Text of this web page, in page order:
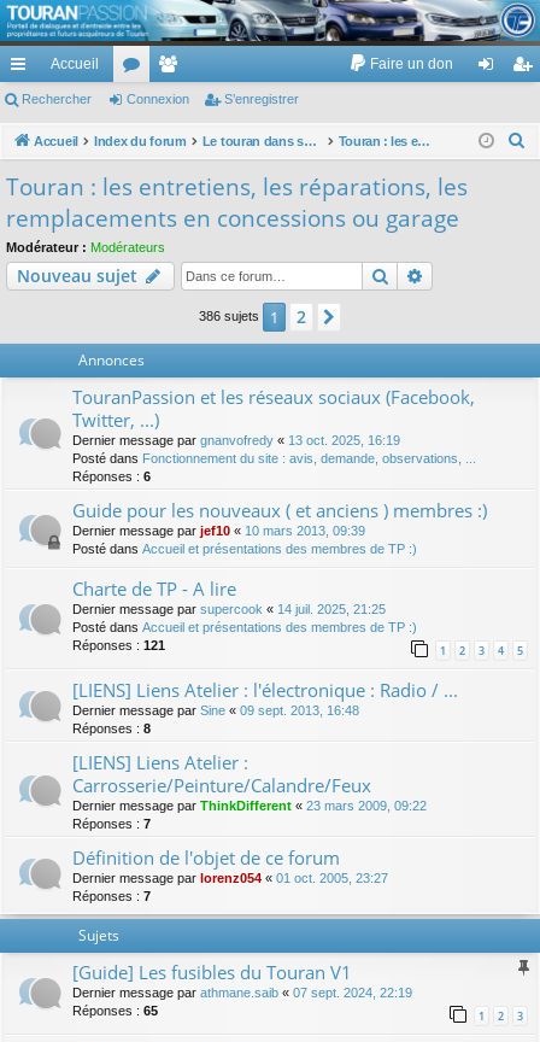
TouranPassion
Le forum des propriétaires ou futurs acquéreurs du Volkswagen Touran
cc
ès
de
Accueil
or
u
e
m
es
Faire un don
ne nr
Rechercher Connexion S’enregistrer
Accueil Index du forum Le touran dans ses versions I (V1 V2 V3) et II ... Touran : les entretiens, les réparations, les remplacements en concessions ou garage
r
Touran : les entretiens, les réparations, les
remplacements en concessions ou garage
Modérateur : Modérateurs
Nouveau sujet Rechercher
386 sujets 1 2
Annonces
TouranPassion et les réseaux sociaux (Facebook,
Twitter, ...)
Dernier message par gnanvofredy « 13 oct. 2025, 16:19
Posté dans Fonctionnement du site : avis, demande, observations, ...
Réponses : 6
Guide pour les nouveaux ( et anciens ) membres :)
Dernier message par jef10 « 10 mars 2013, 09:39
Posté dans Accueil et présentations des membres de TP :)
Charte de TP - A lire
Dernier message par supercook « 14 juil. 2025, 21:25
Posté dans Accueil et présentations des membres de TP :)
Réponses : 121 1 2 3 4 5
[LIENS] Liens Atelier : l'électronique : Radio / ...
Dernier message par Sine « 09 sept. 2013, 16:48
Réponses : 8
[LIENS] Liens Atelier :
Carrosserie/Peinture/Calandre/Feux
Dernier message par ThinkDifferent « 23 mars 2009, 09:22
Réponses : 7
Définition de l'objet de ce forum
Dernier message par lorenz054 « 01 oct. 2005, 23:27
Réponses : 7
Sujets
[Guide] Les fusibles du Touran V1
Dernier message par athmane.saib « 07 sept. 2024, 22:19
Réponses : 65 1 2 3